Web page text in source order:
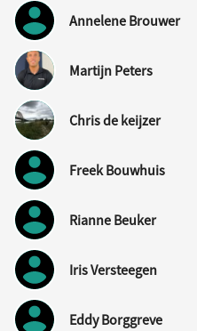
Annelene Brouwer
Martijn Peters
Chris de keijzer
Freek Bouwhuis
Rianne Beuker
Iris Versteegen
Eddy Borggreve